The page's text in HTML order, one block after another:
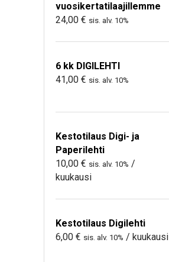
vuosikertatilaajillemme
24,00 € sis. alv. 10%
6 kk DIGILEHTI
41,00 € sis. alv. 10%
Kestotilaus Digi- ja
Paperilehti
10,00 € sis. alv. 10% /
kuukausi
Kestotilaus Digilehti
6,00 € sis. alv. 10% / kuukausi